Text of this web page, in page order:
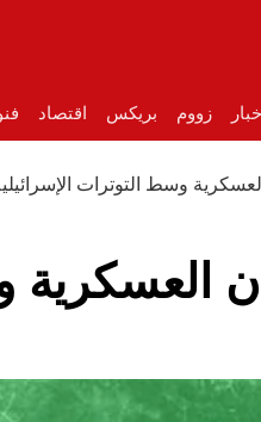
زووم بريكس اقتصاد
وسط التوترات